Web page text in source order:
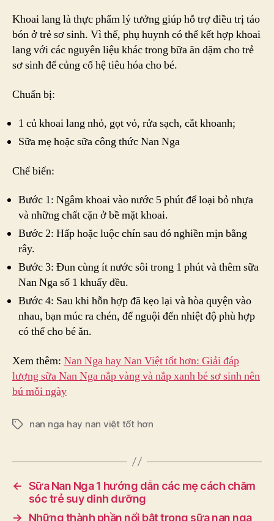
Khoai lang là thực phẩm lý tưởng giúp hỗ trợ điều trị táo
bón ở trẻ sơ sinh. Vì thế, phụ huynh có thể kết hợp khoai
lang với các nguyên liệu khác trong bữa ăn dặm cho trẻ
sơ sinh để củng cố hệ tiêu hóa cho bé.
Chuẩn bị:
1 củ khoai lang nhỏ, gọt vỏ, rửa sạch, cắt khoanh;
Sữa mẹ hoặc sữa công thức Nan Nga
Chế biến:
Bước 1: Ngâm khoai vào nước 5 phút để loại bỏ nhựa
và những chất cặn ở bề mặt khoai.
Bước 2: Hấp hoặc luộc chín sau đó nghiền mịn bằng
rây.
Bước 3: Đun cùng ít nước sôi trong 1 phút và thêm sữa
Nan Nga số 1 khuấy đều.
Bước 4: Sau khi hỗn hợp đã kẹo lại và hòa quyện vào
nhau, bạn múc ra chén, để nguội đến nhiệt độ phù hợp
có thể cho bé ăn.
Xem thêm: Nan Nga hay Nan Việt tốt hơn: Giải đáp
lượng sữa Nan Nga nắp vàng và nắp xanh bé sơ sinh nên
bú mỗi ngày
Tagsnan nga hay nan việt tốt hơn
← Sữa Nan Nga 1 hướng dẫn các mẹ cách chăm
sóc trẻ suy dinh dưỡng
→
Những thành phần nổi bật trong sữa nan nga